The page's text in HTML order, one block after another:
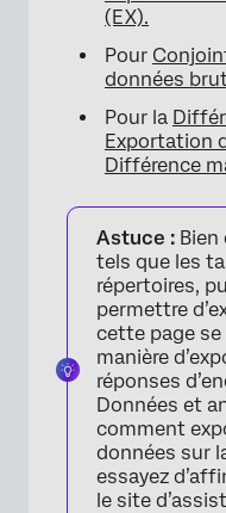
(EX).
Pour
données
Pour la
Exportation
Différence
Astuce : Bien
tels que les
répertoires,
permettre
cette page
manière
réponses
Données et
comment
données sur
essayez
le site